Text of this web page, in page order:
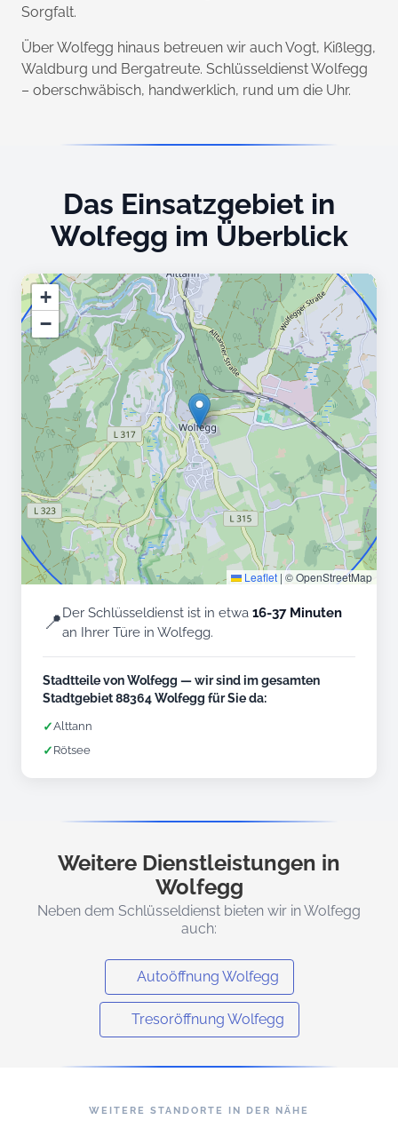
Sorgfalt.
Über Wolfegg hinaus betreuen wir auch Vogt, Kißlegg,
Waldburg und Bergatreute. Schlüsseldienst Wolfegg
– oberschwäbisch, handwerklich, rund um die Uhr.
Das Einsatzgebiet in
Wolfegg im Überblick
+
−
Leaflet | © OpenStreetMap
📍Der Schlüsseldienst ist in etwa 16-37 Minuten
an Ihrer Türe in Wolfegg.
Stadtteile von Wolfegg — wir sind im gesamten
Stadtgebiet 88364 Wolfegg für Sie da:
✓Alttann
✓ Rötsee
Weitere Dienstleistungen in
Wolfegg
Neben dem Schlüsseldienst bieten wir in Wolfegg
auch:
Autoöffnung Wolfegg
Tresoröffnung Wolfegg
WEITERE STANDORTE IN DER NÄHE